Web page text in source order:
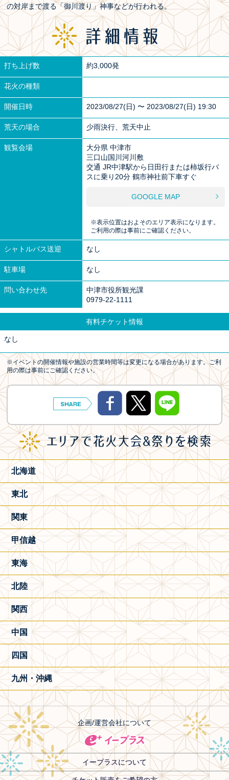
の対岸まで渡る「御川渡り」神事などが行われる。
打ち上げ数 約3,000発
花火の種類
開催日時 2023/08/27(日) 〜 2023/08/27(日) 19:30
荒天の場合 少雨決行、荒天中止
観覧会場
大分県 中津市
三口山国川河川敷
交通 JR中津駅から日田行または柿坂行バ
スに乗り20分 鶴市神社前下車すぐ
GOOGLE MAP
※表示位置はおよそのエリア表示になります。
ご利用の際は事前にご確認ください。
シャトルバス送迎 なし
駐車場 なし
問い合わせ先
中津市役所観光課
0979-22-1111
有料チケット情報
なし
※イベントの開催情報や施設の営業時間等は変更になる場合があります。ご利
用の際は事前にご確認ください。
北海道
東北
関東
甲信越
東海
北陸
関西
中国
四国
九州・沖縄
企画/運営会社について
イープラスについて